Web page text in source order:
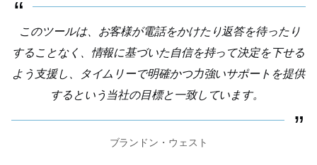
このツールは、お客様が電話をかけたり返答を待ったり
することなく、情報に基づいた自信を持って決定を下せる
よう支援し、タイムリーで明確かつ力強いサポートを提供
するという当社の目標と一致しています。
ブランドン・ウェスト